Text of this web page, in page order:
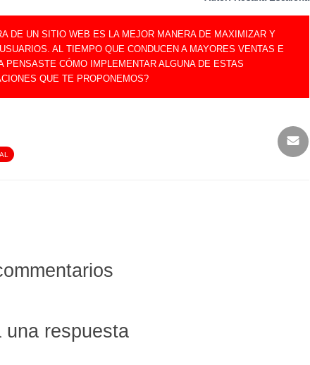
DE UN SITIO WEB ES LA MEJOR MANERA DE MAXIMIZAR Y
AL TIEMPO QUE CONDUCEN A MAYORES VENTAS E
PENSASTE CÓMO IMPLEMENTAR ALGUNA DE ESTAS
QUE TE PROPONEMOS?
una respuesta